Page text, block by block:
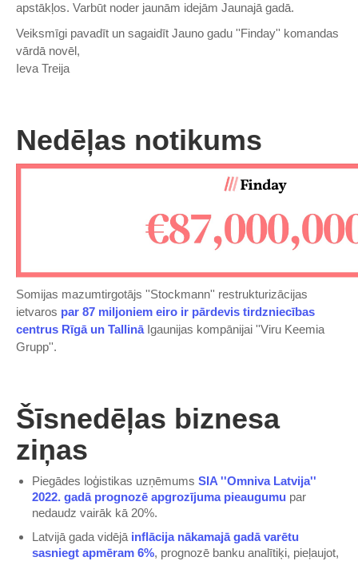
apstākļos. Varbūt noder jaunām idejām Jaunajā gadā.
Veiksmīgi pavadīt un sagaidīt Jauno gadu ''Finday'' komandas
vārdā novēl,
Ieva Treija
Nedēļas notikums
Somijas mazumtirgotājs ''Stockmann'' restrukturizācijas
ietvaros par 87 miljoniem eiro ir pārdevis tirdzniecības
centrus Rīgā un TallināIgaunijas kompānijai ''Viru Keemia
Grupp''.
Šīsnedēļas biznesa
ziņas
Piegādes loģistikas uzņēmums SIA ''Omniva Latvija''
2022. gadā prognozē apgrozījuma pieaugumu par
nedaudz vairāk kā 20%.
Latvijā gada vidējā inflācija nākamajā gadā varētu
sasniegt apmēram 6%, prognozē banku analītiķi, pieļaujot,